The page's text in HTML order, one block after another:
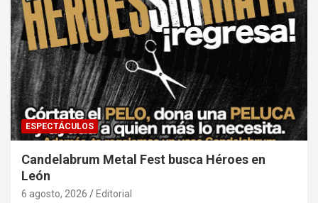
ESPECTÁCULOS
Candelabrum Metal Fest busca Héroes en
León
6 agosto, 2026 Editorial